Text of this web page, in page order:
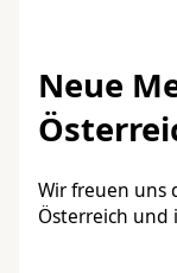
Neue
Wir freuen uns
Österreich und